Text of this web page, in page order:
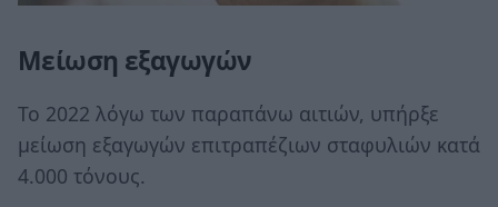
Μείωση εξαγωγών
Το 2022 λόγω των παραπάνω αιτιών, υπήρξε
μείωση εξαγωγών επιτραπέζιων σταφυλιών κατά
4.000 τόνους.